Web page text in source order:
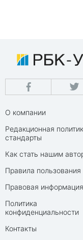
О компании
Редакционная
стандарты
Как стать нашим
Правила пользования
Правовая информация
Политика
конфиденциальности
Контакты